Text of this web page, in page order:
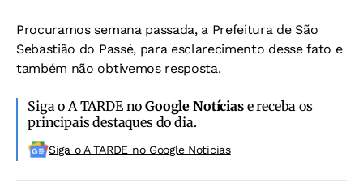
Procuramos semana passada, a Prefeitura de São
Sebastião do Passé, para esclarecimento desse fato e
também não obtivemos resposta.
Siga o A TARDE noGoogle Notíciase receba os
principais destaques do dia.
Siga o A TARDE no Google Noticias